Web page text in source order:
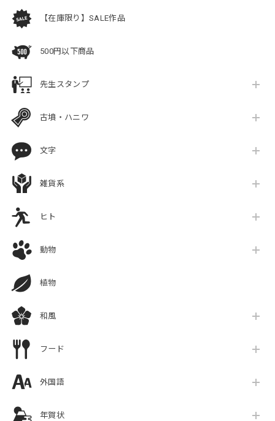
【在庫限り】SALE作品
500円以下商品
先生スタンプ
古墳・ハニワ
文字
雑貨系
ヒト
動物
植物
和風
フード
外国語
年賀状